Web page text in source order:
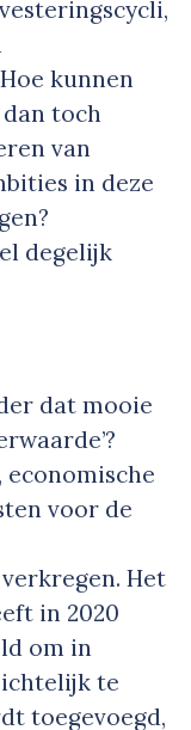
kunnen
toch
van
in deze
degelijk
dat mooie
voor de
Het
in 2020
om in
te
toegevoegd,